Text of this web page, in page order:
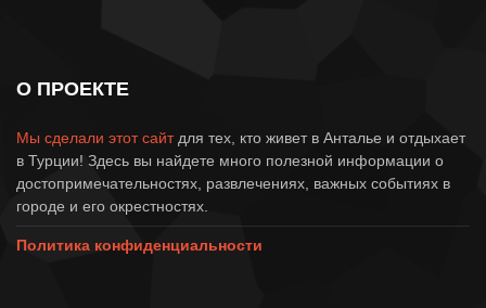
О ПРОЕКТЕ
Мы сделали этот сайтдля тех, кто живет в Анталье и отдыхает
в Турции! Здесь вы найдете много полезной информации о
достопримечательностях, развлечениях, важных событиях в
городе и его окрестностях.
Политика конфиденциальности